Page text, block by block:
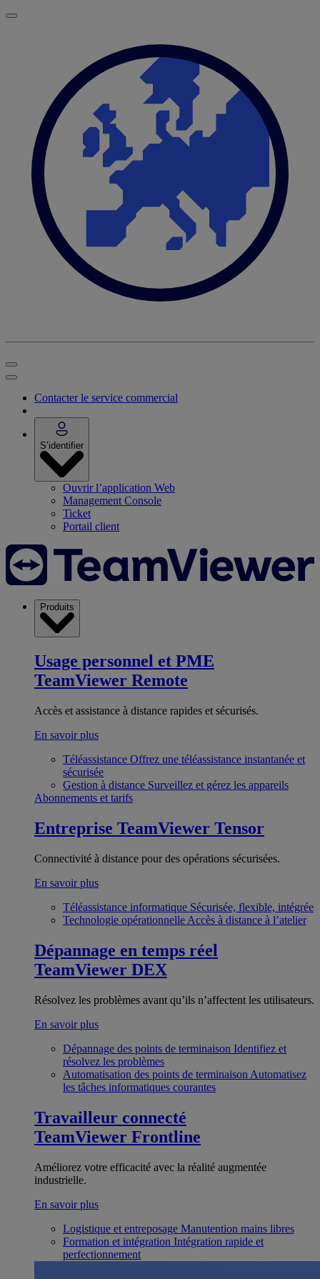
Contacter le service commercial
S’identifier
Ouvrir l’application Web
Management Console
Ticket
Portail client
Produits
Usage personnel et PME
TeamViewer Remote
Accès et assistance à distance rapides et sécurisés.
En savoir plus
Téléassistance Offrez une téléassistance instantanée et
sécurisée
Gestion à distance Surveillez et gérez les appareils
Abonnements et tarifs
Entreprise TeamViewer Tensor
Connectivité à distance pour des opérations sécurisées.
En savoir plus
Téléassistance informatique Sécurisée, flexible, intégrée
Technologie opérationnelle Accès à distance à l’atelier
Dépannage en temps réel
TeamViewer DEX
Résolvez les problèmes avant qu’ils n’affectent les utilisateurs.
En savoir plus
Dépannage des points de terminaison Identifiez et
résolvez les problèmes
Automatisation des points de terminaison Automatisez
les tâches informatiques courantes
Travailleur connecté
TeamViewer Frontline
Améliorez votre efficacité avec la réalité augmentée
industrielle.
En savoir plus
Logistique et entreposage Manutention mains libres
Formation et intégration Intégration rapide et
perfectionnement